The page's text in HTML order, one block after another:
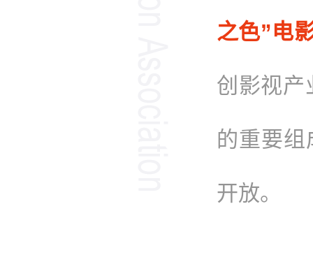
之色”电
创影视产
的重要
开放。